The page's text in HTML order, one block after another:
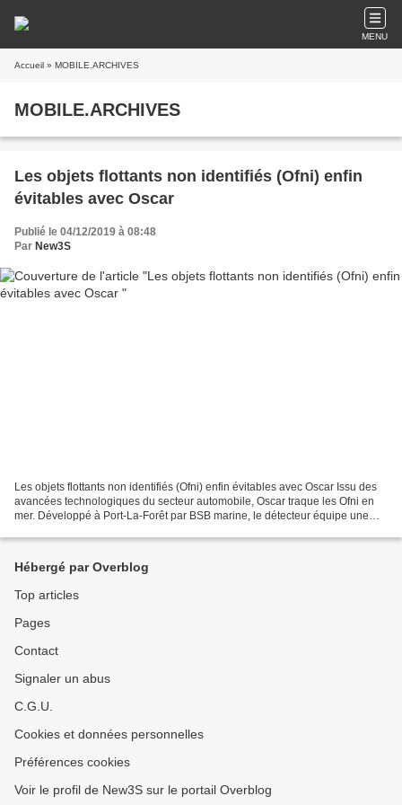
MENU
Accueil » MOBILE.ARCHIVES
MOBILE.ARCHIVES
Les objets flottants non identifiés (Ofni) enfin
évitables avec Oscar
Publié le 04/12/2019 à 08:48
Par New3S
Les objets flottants non identifiés (Ofni) enfin évitables avec Oscar Issu des
avancées technologiques du secteur automobile, Oscar traque les Ofni en
mer. Développé à Port-La-Forêt par BSB marine, le détecteur équipe une
Hébergé par Overblog
Top articles
Pages
Contact
Signaler un abus
C.G.U.
Cookies et données personnelles
Préférences cookies
Voir le profil de New3S sur le portail Overblog